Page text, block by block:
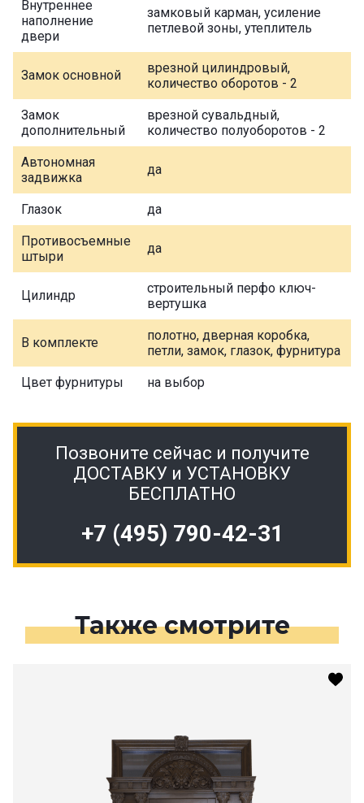
Внутреннее
наполнение
двери
замковый карман, усиление
петлевой зоны, утеплитель
Замок основной
врезной цилиндровый,
количество оборотов - 2
Замок
дополнительный
врезной сувальдный,
количество полуоборотов - 2
Автономная
задвижка
да
Глазок да
Противосъемные
штыри
да
Цилиндр
строительный перфо ключ-
вертушка
В комплекте
полотно, дверная коробка,
петли, замок, глазок, фурнитура
Цвет фурнитуры на выбор
Позвоните сейчас и получите
ДОСТАВКУ и УСТАНОВКУ
БЕСПЛАТНО
+7 (495) 790-42-31
Также смотрите